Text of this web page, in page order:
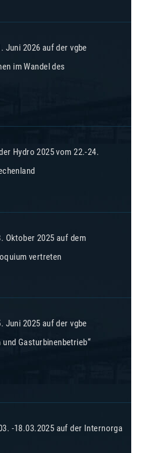
Juni 2026 auf der vgbe
im Wandel des
Hydro 2025 vom 22.-24.
Oktober 2025 auf dem
vertreten
Juni 2025 auf der vgbe
Gasturbinenbetrieb“
-18.03.2025 auf der Internorga